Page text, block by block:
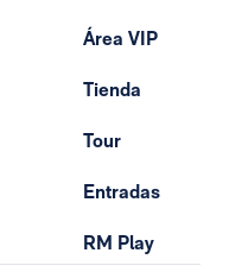
Área VIP
Tienda
Tour
Entradas
RM Play